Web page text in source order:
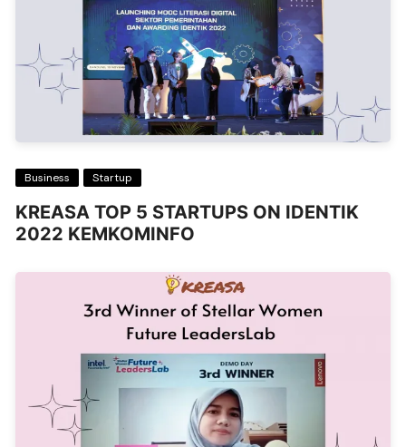
Business Startup
KREASA TOP 5 STARTUPS ON IDENTIK
2022 KEMKOMINFO